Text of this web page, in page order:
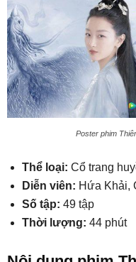
Poster phim
Thể loại: Cổ trang
Diễn viên: Hứa Khải,
Số tập: 49 tập
Thời lượng: 44 phút